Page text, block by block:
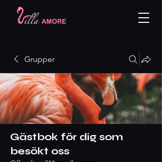
Grupper
Gästbok för dig som
besökt oss